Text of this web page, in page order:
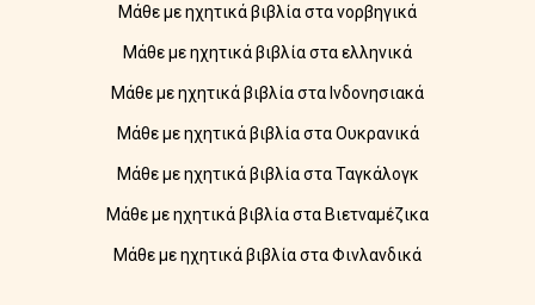
Μάθε με ηχητικά βιβλία στα νορβηγικά
Μάθε με ηχητικά βιβλία στα ελληνικά
Μάθε με ηχητικά βιβλία στα Ινδονησιακά
Μάθε με ηχητικά βιβλία στα Ουκρανικά
Μάθε με ηχητικά βιβλία στα Ταγκάλογκ
Μάθε με ηχητικά βιβλία στα Βιετναμέζικα
Μάθε με ηχητικά βιβλία στα Φινλανδικά